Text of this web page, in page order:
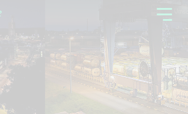
Chemieregion